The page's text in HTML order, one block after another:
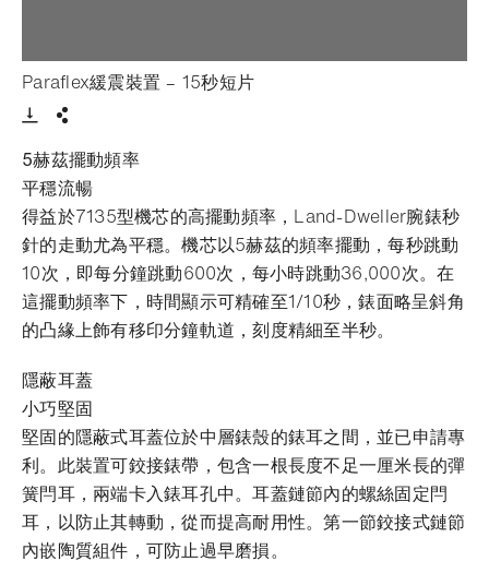
Paraflex緩震裝置 – 15秒短片- 打開lightbox
5赫茲擺動頻率
平穩流暢
得益於7135型機芯的高擺動頻率，Land-Dweller腕錶秒
針的走動尤為平穩。機芯以5赫茲的頻率擺動，每秒跳動
10次，即每分鐘跳動600次，每小時跳動36,000次。在
這擺動頻率下，時間顯示可精確至1/10秒，錶面略呈斜角
的凸緣上飾有移印分鐘軌道，刻度精細至半秒。
隱蔽耳蓋
小巧堅固
堅固的隱蔽式耳蓋位於中層錶殼的錶耳之間，並已申請專
利。此裝置可鉸接錶帶，包含一根長度不足一厘米長的彈
簧閂耳，兩端卡入錶耳孔中。耳蓋鏈節內的螺絲固定閂
耳，以防止其轉動，從而提高耐用性。第一節鉸接式鏈節
內嵌陶質組件，可防止過早磨損。